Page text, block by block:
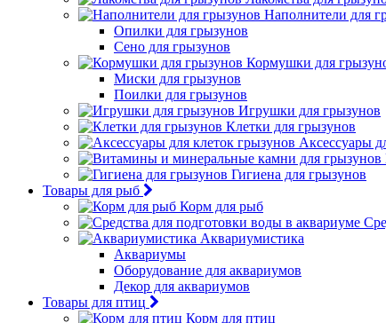
Наполнители для
Опилки для грызунов
Сено для грызунов
Кормушки для
Миски для грызунов
Поилки для грызунов
Игрушки для грызунов
Клетки для грызунов
Аксессуары
Гигиена для грызунов
Товары для рыб
Корм для рыб
Аквариумистика
Аквариумы
Оборудование для аквариумов
Декор для аквариумов
Товары для птиц
Корм для птиц